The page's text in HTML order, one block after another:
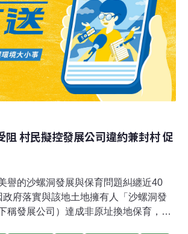
阻 村民擬控發展公司違約兼封村 促
譽的沙螺洞發展與保育問題糾纏近40
府落實與該地土地擁有人「沙螺洞發
稱發展公司）達成非原址換地保育，初